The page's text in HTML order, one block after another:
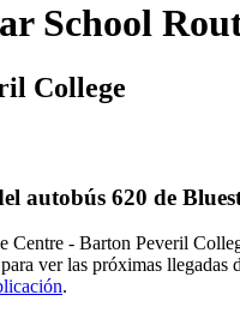
School
College
autobús 620 de
- Barton Peveril
ver las próximas
.